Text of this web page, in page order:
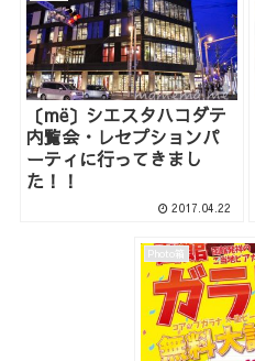
〔më〕シエスタハコダテ
内覧会・レセプションパ
ーティに行ってきまし
た！！
2017.04.22
Photo箱